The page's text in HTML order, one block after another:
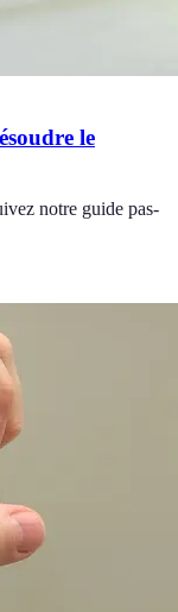
le
notre guide pas-